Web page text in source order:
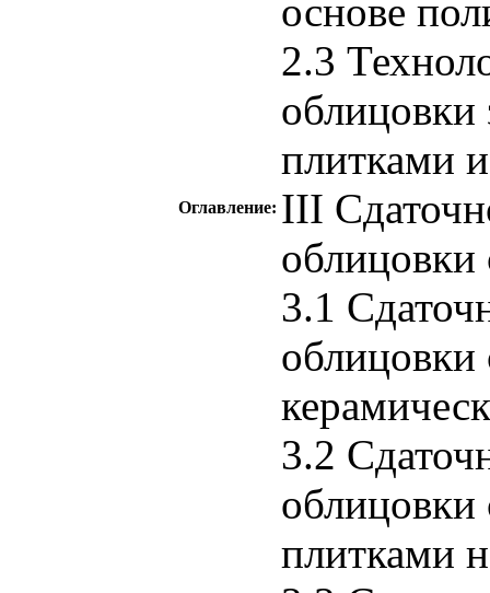
Оглавление:
основе
2.3
облицовки
плитками
III
облицовки
3.1
3.2
плитками